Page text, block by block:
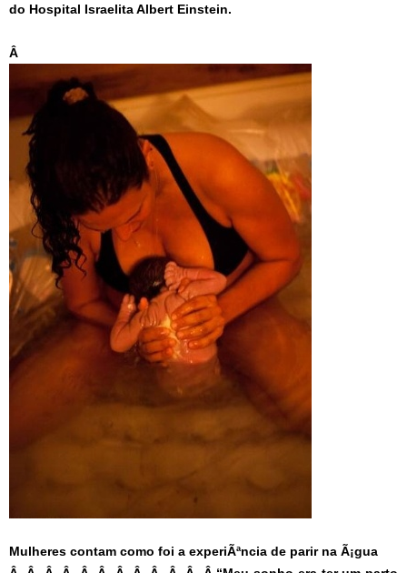
do Hospital Israelita Albert Einstein.
Â
Mulheres contam como foi a experiÃªncia de parir na Ã¡gua